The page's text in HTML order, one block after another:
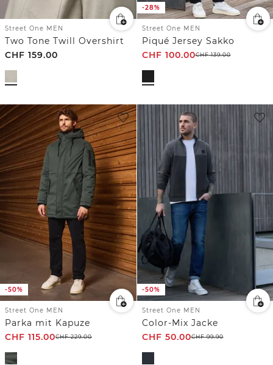
Street One MEN
Two Tone Twill Overshirt
CHF 159.00
-28%
Street One MEN
Piqué Jersey Sakko
CHF 100.00CHF139.00
-50%
Street One MEN
Parka mit Kapuze
CHF 115.00CHF229.00
-50%
Street One MEN
Color-Mix Jacke
CHF 50.00CHF99.90